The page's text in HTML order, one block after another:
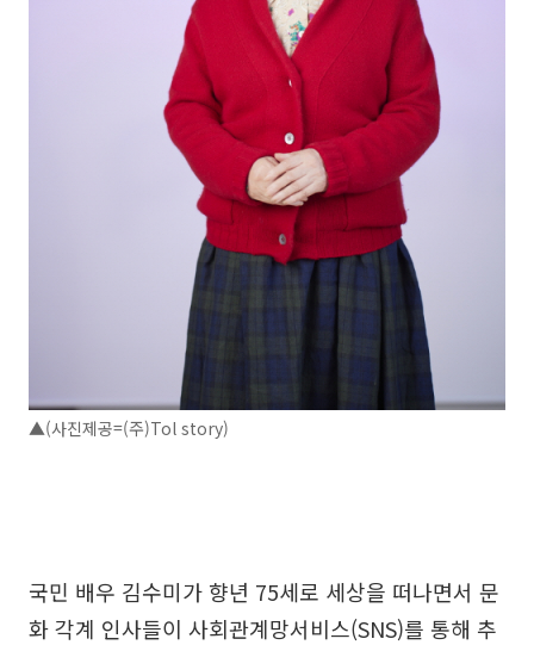
▲(사진제공=(주)Tol story)
국민 배우 김수미가 향년 75세로 세상을 떠나면서 문
화 각계 인사들이 사회관계망서비스(SNS)를 통해 추